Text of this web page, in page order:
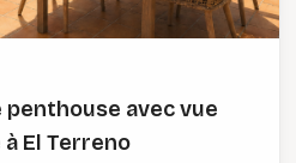
avec vue
El Terreno